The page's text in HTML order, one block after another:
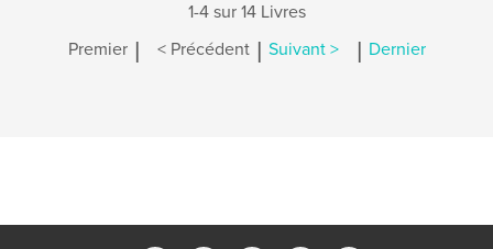
1-4 sur 14 Livres
Premier | < Précédent | Suivant > | Dernier